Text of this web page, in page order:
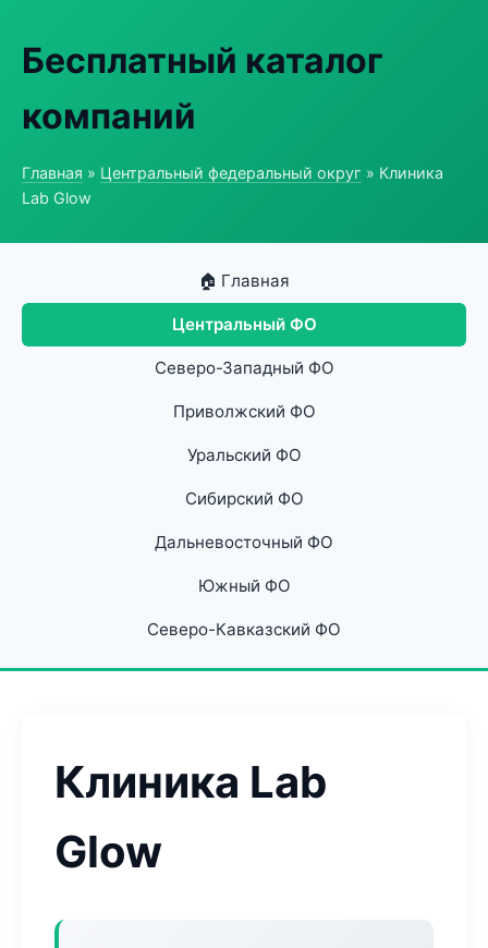
Бесплатный каталог
компаний
Главная » Центральный федеральный округ » Клиника
Lab Glow
🏠 Главная
Центральный ФО
Северо-Западный ФО
Приволжский ФО
Уральский ФО
Сибирский ФО
Дальневосточный ФО
Южный ФО
Северо-Кавказский ФО
Клиника Lab
Glow